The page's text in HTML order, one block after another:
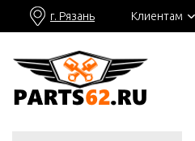
г. Рязань Клиентам